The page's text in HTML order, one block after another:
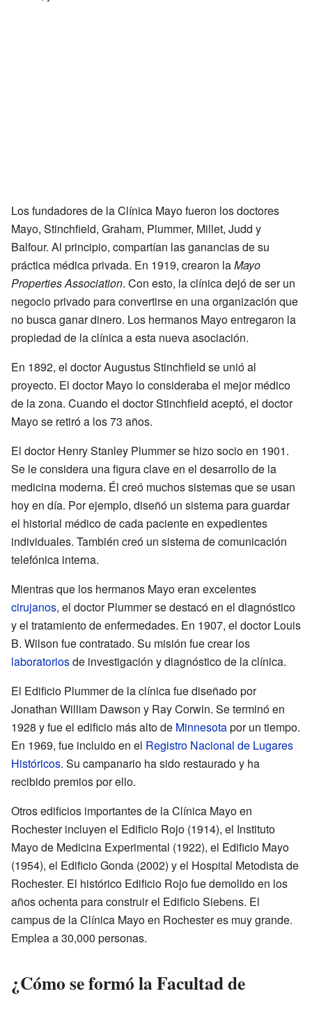
Los fundadores de la Clínica Mayo fueron los doctores
Mayo, Stinchfield, Graham, Plummer, Millet, Judd y
Balfour. Al principio, compartían las ganancias de su
práctica médica privada. En 1919, crearon laMayo
Properties Association. Con esto, la clínica dejó de ser un
negocio privado para convertirse en una organización que
no busca ganar dinero. Los hermanos Mayo entregaron la
propiedad de la clínica a esta nueva asociación.
En 1892, el doctor Augustus Stinchfield se unió al
proyecto. El doctor Mayo lo consideraba el mejor médico
de la zona. Cuando el doctor Stinchfield aceptó, el doctor
Mayo se retiró a los 73 años.
El doctor Henry Stanley Plummer se hizo socio en 1901.
Se le considera una figura clave en el desarrollo de la
medicina moderna. Él creó muchos sistemas que se usan
hoy en día. Por ejemplo, diseñó un sistema para guardar
el historial médico de cada paciente en expedientes
individuales. También creó un sistema de comunicación
telefónica interna.
Mientras que los hermanos Mayo eran excelentes
cirujanos, el doctor Plummer se destacó en el diagnóstico
y el tratamiento de enfermedades. En 1907, el doctor Louis
B. Wilson fue contratado. Su misión fue crear los
laboratoriosde investigación y diagnóstico de la clínica.
El Edificio Plummer de la clínica fue diseñado por
Jonathan William Dawson y Ray Corwin. Se terminó en
1928 y fue el edificio más alto de Minnesotapor un tiempo.
En 1969, fue incluido en el Registro Nacional de Lugares
Históricos. Su campanario ha sido restaurado y ha
recibido premios por ello.
Otros edificios importantes de la Clínica Mayo en
Rochester incluyen el Edificio Rojo (1914), el Instituto
Mayo de Medicina Experimental (1922), el Edificio Mayo
(1954), el Edificio Gonda (2002) y el Hospital Metodista de
Rochester. El histórico Edificio Rojo fue demolido en los
años ochenta para construir el Edificio Siebens. El
campus de la Clínica Mayo en Rochester es muy grande.
Emplea a 30,000 personas.
¿Cómo se formó la Facultad de